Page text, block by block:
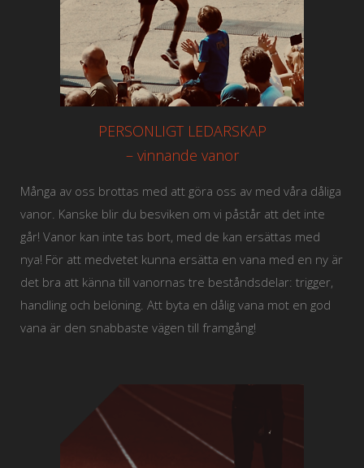
PERSONLIGT LEDARSKAP
– vinnande vanor
Många av oss brottas med att göra oss av med våra dåliga
vanor. Kanske blir du besviken om vi påstår att det inte
går! Vanor kan inte tas bort, med de kan ersättas med
nya! För att medvetet kunna ersätta en vana med en ny är
det bra att känna till vanornas tre beståndsdelar: trigger,
handling och belöning. Att byta en dålig vana mot en god
vana är den snabbaste vägen till framgång!